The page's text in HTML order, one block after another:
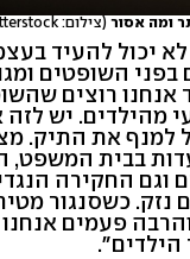
ומה אסור (צילום: shutterstock)
יכול להעיד
השופטים
רוצים
מהילדים. יש
למנף את התיק.
בבית המשפט,
וגם החקירה
נזק. כשסנגור
פעמים אנחנו
הילדים".